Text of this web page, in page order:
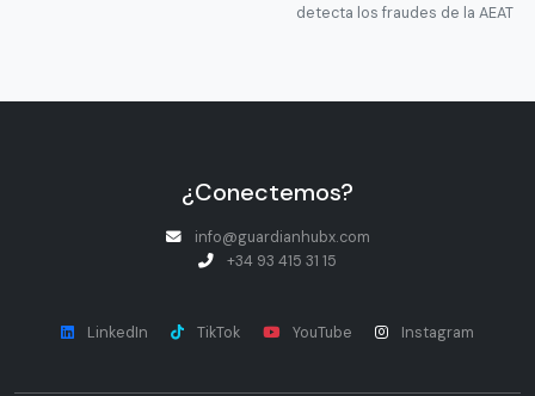
detecta los fraudes de la AEAT
¿Conectemos?
info@guardianhubx.com
+34 93 415 31 15
LinkedIn TikTok YouTube Instagram